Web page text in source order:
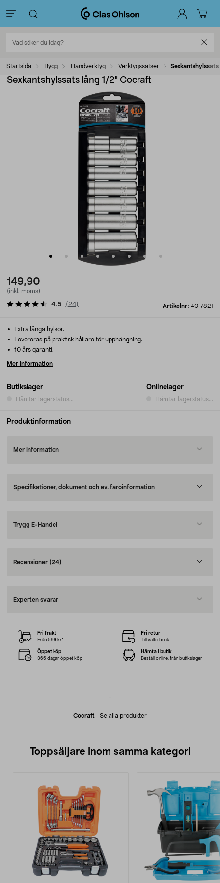
Startsida Bygg Handverktyg Verktygssatser
Sexkantshylssats lång 1/2" Cocraft
149,90
(inkl. moms)
Artikelnr: 40-7821
4.5 ( 24)
Butikslager
Hämtar lagerstatus...
Onlinelager
Hämtar lagerstatus...
Extra långa hylsor.
Levereras på praktisk hållare för upphängning.
10 års garanti.
Mer information
Produktinformation
Mer information
Specifikationer, dokument och ev. faroinformation
Trygg E-Handel
Recensioner (24)
Experten svarar
Cocraft - Se alla produkter
Fri frakt
Från 599 kr*
Fri retur
Till valfri butik
Öppet köp
365 dagar öppet köp
Hämta i butik
Beställ online, från butikslager
Toppsäljare inom samma kategori